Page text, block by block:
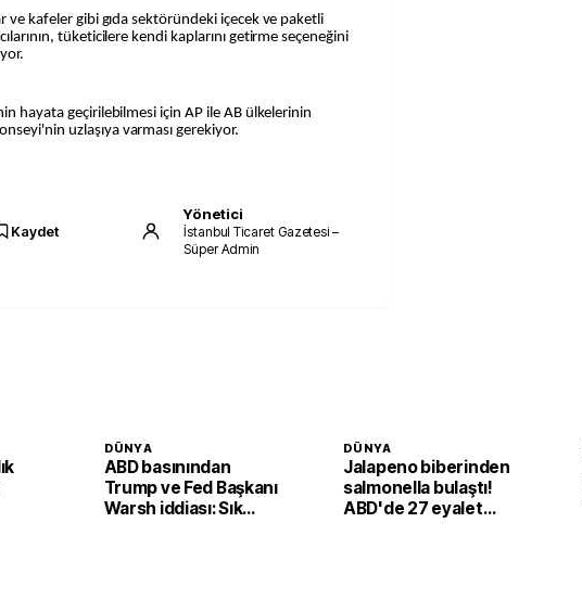
ve kafeler gibi gıda sektöründeki içecek ve paketli
tüketicilere kendi kaplarını getirme seçeneğini
hayata geçirilebilmesi için AP ile AB ülkelerinin
uzlaşıya varması gerekiyor.
Kaydet
Yönetici
İstanbul Ticaret Gazetesi –
Süper Admin
DÜNYA
ABD basınından
Trump ve Fed Başkanı
Warsh iddiası: Sık
DÜNYA
Jalapeno biberinden
salmonella bulaştı!
ABD'de 27 eyalet